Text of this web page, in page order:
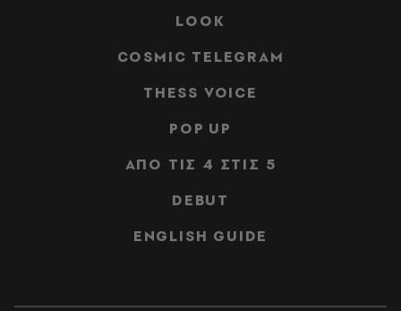
LOOK
COSMIC TELEGRAM
THESS VOICE
POP UP
ΑΠΟ ΤΙΣ 4 ΣΤΙΣ 5
DEBUT
ENGLISH GUIDE